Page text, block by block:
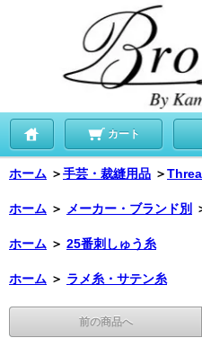
カート
ホーム ＞手芸・裁縫用品 ＞
ホーム ＞ メーカー・ブランド別
ホーム ＞ 25番刺しゅう糸
ホーム ＞ ラメ糸・サテン糸
前の商品へ